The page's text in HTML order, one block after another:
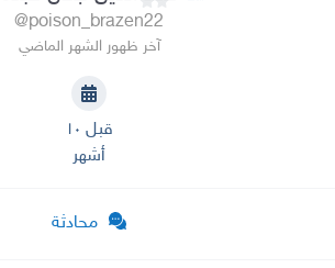
@poison_brazen22
آخر ظهور الشهر الماضي
قبل ١٠
أشهر
محادثة